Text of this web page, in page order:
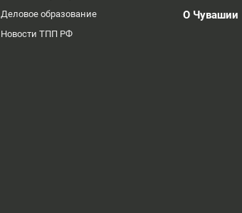
Деловое образование
Новости ТПП РФ
О Чувашии